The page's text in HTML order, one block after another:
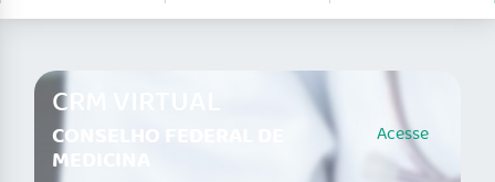
CRM VIRTUAL
CONSELHO FEDERAL DE
MEDICINA
Acesse